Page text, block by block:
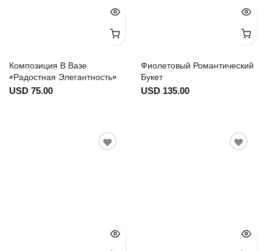
Композиция В Вазе
«Радостная Элегантность»
USD 75.00
Фиолетовый Романтический
Букет
USD 135.00